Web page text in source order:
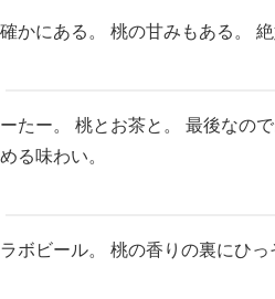
かにある。 桃の甘みもある。
たー。 桃とお茶と。 最後なの
る味わい。
ボビール。 桃の香りの裏にひっ